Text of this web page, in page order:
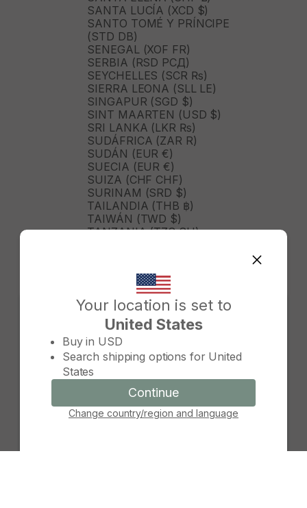
Your location is set to
United States
Buy in USD
Search shipping options for United
States
Continue
Change country/region and language
Change country/region
Continue
Cancel
SANTA LUCÍA (XCD $)
SANTO TOMÉ Y PRÍNCIPE
(STD DB)
SENEGAL (XOF FR)
SERBIA (RSD РСД)
SEYCHELLES (SCR ₨)
SIERRA LEONA (SLL LE)
SINGAPUR (SGD $)
SINT MAARTEN (USD $)
SRI LANKA (LKR ₨)
SUDÁFRICA (ZAR R)
SUDÁN (EUR €)
SUECIA (EUR €)
SUIZA (CHF CHF)
SURINAM (SRD $)
TAILANDIA (THB ฿)
TAIWÁN (TWD $)
TANZANIA (TZS SH)
TONGA (TOP T$)
TRINIDAD Y TOBAGO (TTD
TURKMENISTÁN (USD $)
TURQUÍA (TRY ₺)
TUVALU (AUD $)
TÚNEZ (USD $)
UGANDA (UGX USH)
URUGUAY (UYU $U)
UZBEKISTÁN (UZS SO'M)
VANUATU (VUV VT)
VENEZUELA (USD $)